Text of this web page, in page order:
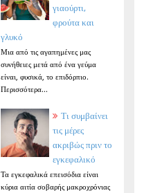
γιαούρτι,
φρούτα και
γλυκό
Μια από τις αγαπημένες μας
συνήθειες μετά από ένα γεύμα
είναι, φυσικά, το επιδόρπιο.
Περισσότερα...
Τι συμβαίνει
τις μέρες
ακριβώς πριν το
εγκεφαλικό
Τα εγκεφαλικά επεισόδια είναι
κύρια αιτία σοβαρής μακροχρόνιας